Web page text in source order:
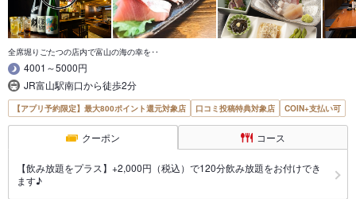
全席堀りごたつの店内で富山の海の幸を‥
4001～5000円
JR富山駅南口から徒歩2分
【アプリ予約限定】最大800ポイント還元対象店 口コミ投稿特典対象店 COIN+支払い可
クーポン コース
【飲み放題をプラス】+2,000円（税込）で120分飲み放題をお付けでき
ます♪